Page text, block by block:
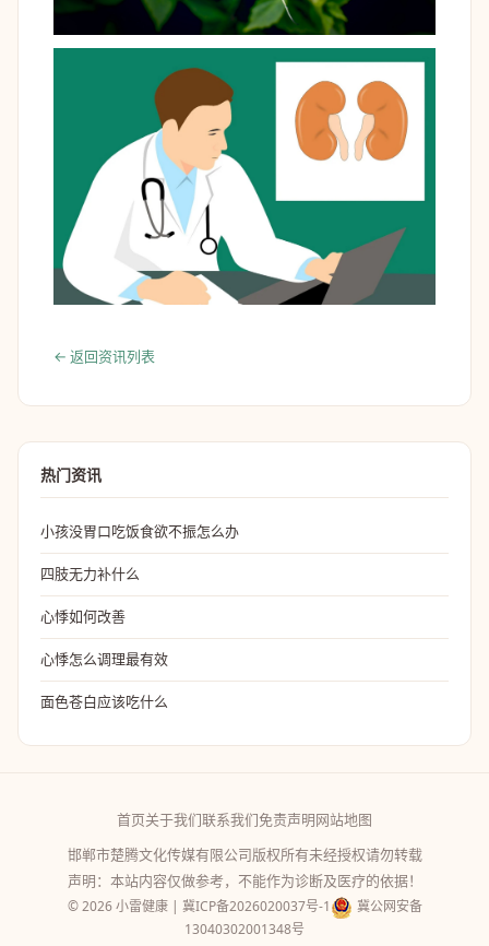
← 返回资讯列表
热门资讯
小孩没胃口吃饭食欲不振怎么办
四肢无力补什么
心悸如何改善
心悸怎么调理最有效
面色苍白应该吃什么
首页关于我们联系我们免责声明网站地图
邯郸市楚腾文化传媒有限公司版权所有未经授权请勿转载
声明：本站内容仅做参考，不能作为诊断及医疗的依据！
© 2026 小雷健康 | 冀ICP备2026020037号-1
冀公网安备
13040302001348号